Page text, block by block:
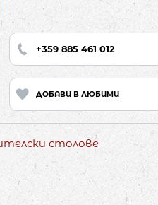
+359 885 461 012
ДОБАВИ В ЛЮБИМИ
столове